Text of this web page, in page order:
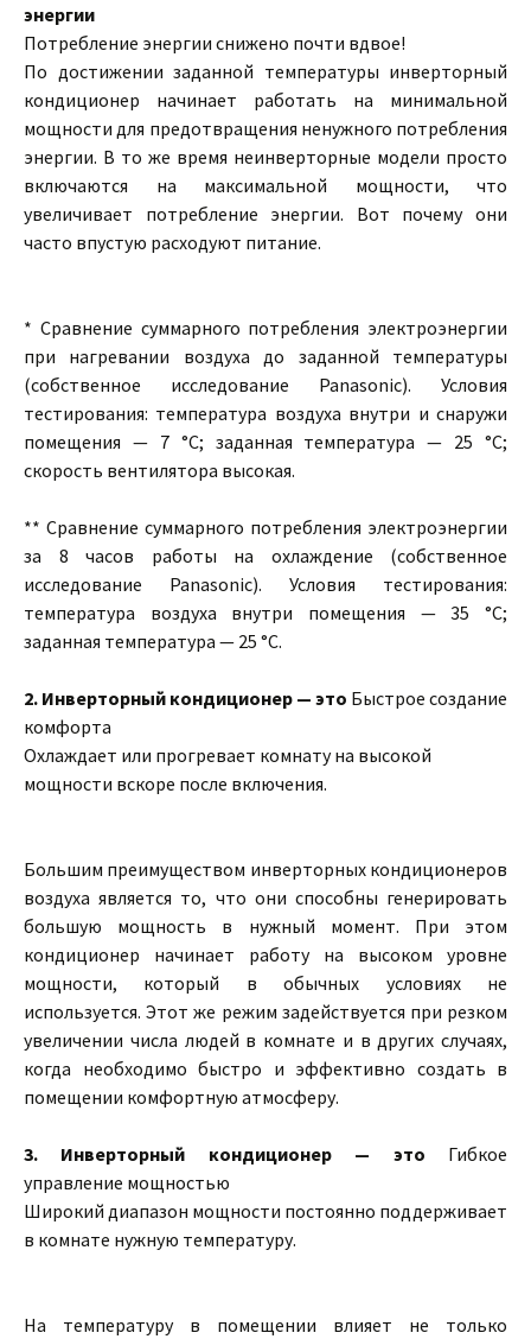
энергии
Потребление энергии снижено почти вдвое!
По достижении заданной температуры инверторный
кондиционер начинает работать на минимальной
мощности для предотвращения ненужного потребления
энергии. В то же время неинверторные модели просто
включаются на максимальной мощности, что
увеличивает потребление энергии. Вот почему они
часто впустую расходуют питание.
* Сравнение суммарного потребления электроэнергии
при нагревании воздуха до заданной температуры
(собственное исследование Panasonic). Условия
тестирования: температура воздуха внутри и снаружи
помещения — 7 °С; заданная температура — 25 °С;
скорость вентилятора высокая.
** Сравнение суммарного потребления электроэнергии
за 8 часов работы на охлаждение (собственное
исследование Panasonic). Условия тестирования:
температура воздуха внутри помещения — 35 °С;
заданная температура — 25 °С.
2. Инверторный кондиционер — это Быстрое создание
комфорта
Охлаждает или прогревает комнату на высокой
мощности вскоре после включения.
Большим преимуществом инверторных кондиционеров
воздуха является то, что они способны генерировать
большую мощность в нужный момент. При этом
кондиционер начинает работу на высоком уровне
мощности, который в обычных условиях не
используется. Этот же режим задействуется при резком
увеличении числа людей в комнате и в других случаях,
когда необходимо быстро и эффективно создать в
помещении комфортную атмосферу.
3. Инверторный кондиционер — это Гибкое
управление мощностью
Широкий диапазон мощности постоянно поддерживает
в комнате нужную температуру.
На температуру в помещении влияет не только